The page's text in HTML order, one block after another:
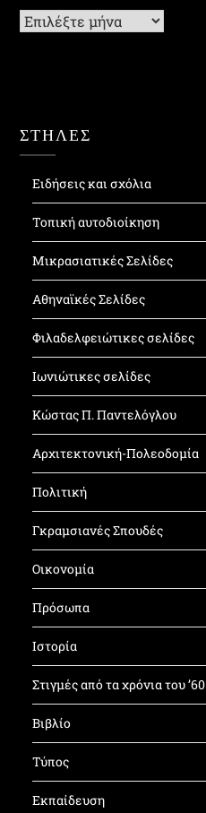
Ιστορικό
ΣΤΗΛΕΣ
Ειδήσεις και σχόλια
Τοπική αυτοδιοίκηση
Μικρασιατικές Σελίδες
Αθηναϊκές Σελίδες
Φιλαδελφειώτικες σελίδες
Ιωνιώτικες σελίδες
Κώστας Π. Παντελόγλου
Αρχιτεκτονική-Πολεοδομία
Πολιτική
Γκραμσιανές Σπουδές
Οικονομία
Πρόσωπα
Ιστορία
Στιγμές από τα χρόνια του ’60
Βιβλίο
Τύπος
Εκπαίδευση